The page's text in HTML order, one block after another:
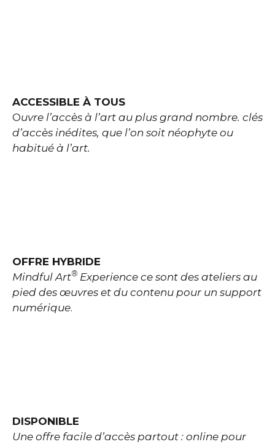
ACCESSIBLE À TOUS
Ouvre l’accès à l’art au plus grand nombre. clés
d’accès inédites, que l’on soit néophyte ou
habitué à l’art.
OFFRE HYBRIDE
Mindful Art® Experience ce sont des ateliers au
pied des œuvres et du contenu pour un support
numérique.
DISPONIBLE
Une offre facile d’accès partout : online pour